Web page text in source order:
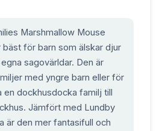
Marshmallow Mouse
bäst för barn som älskar djur
sagovärldar. Den är
med yngre barn eller för
en dockhusdocka familj till
Jämfört med Lundby
är den mer fantasifull och